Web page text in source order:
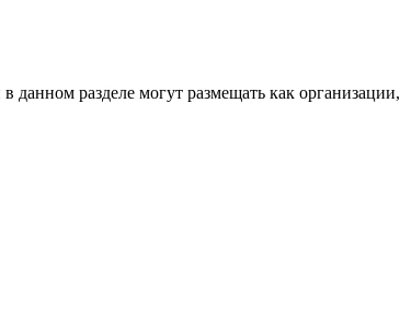
данном разделе могут размещать как